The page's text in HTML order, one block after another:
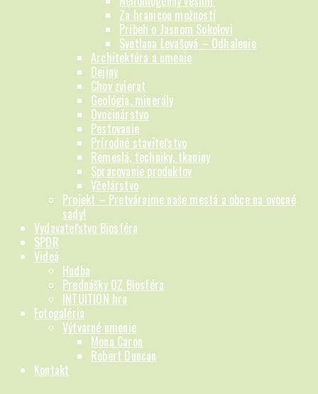
Za hranicou možností
Príbeh o Jasnom Sokolovi
Svetlana Levašová – Odhalenie
Architektúra a umenie
Dejiny
Chov zvierat
Geológia, minerály
Ovocinárstvo
Pestovanie
Prírodné staviteľstvo
Remeslá, techniky, tkaniny
Spracovanie produktov
Včelárstvo
Projekt – Pretvárajme naše mestá a obce na ovocné
sady!
Vydavateľstvo Biosféra
SPDR
Videá
Hudba
Prednášky OZ Biosféra
INTUITION hra
Fotogaléria
Výtvarné umenie
Mona Caron
Robert Duncan
Kontakt